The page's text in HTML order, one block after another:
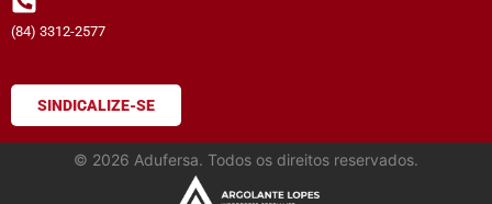
(84) 3312-2577
SINDICALIZE-SE
© 2026 Adufersa. Todos os direitos reservados.